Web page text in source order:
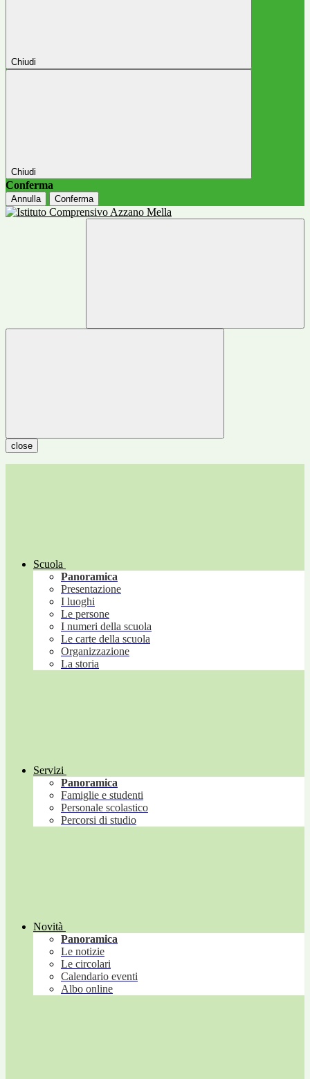
Chiudi
Chiudi
Conferma
Annulla Conferma
close
Scuola
Panoramica
Presentazione
I luoghi
Le persone
I numeri della scuola
Le carte della scuola
Organizzazione
La storia
Servizi
Panoramica
Famiglie e studenti
Personale scolastico
Percorsi di studio
Novità
Panoramica
Le notizie
Le circolari
Calendario eventi
Albo online